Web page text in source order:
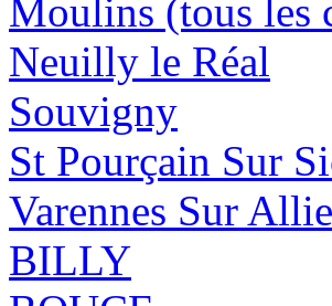
Moulins (tous les
Neuilly le Réal
Souvigny
St Pourçain Sur
Varennes Sur
BILLY